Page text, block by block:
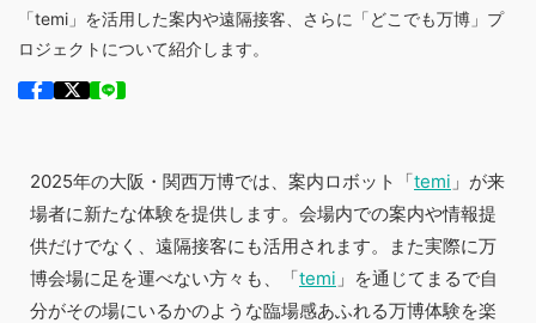
「temi」を活用した案内や遠隔接客、さらに「どこでも万博」プ
ロジェクトについて紹介します。
2025年の大阪・関西万博では、案内ロボット「temi 」が来
場者に新たな体験を提供します。会場内での案内や情報提
供だけでなく、遠隔接客にも活用されます。また実際に万
博会場に足を運べない方々も、「temi 」を通じてまるで自
分がその場にいるかのような臨場感あふれる万博体験を楽